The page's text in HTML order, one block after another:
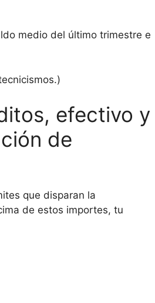
medio del último trimestre e
efectivo y
de
que disparan la
de estos importes, tu